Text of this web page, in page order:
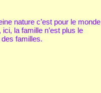
nature c’est pour le monde
ici, la famille n’est plus le
familles.